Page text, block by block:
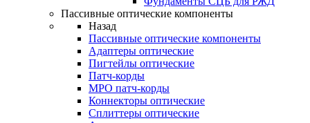
Пассивные оптические компоненты
Назад
Пассивные оптические компоненты
Адаптеры оптические
Пигтейлы оптические
Патч-корды
MPO патч-корды
Коннекторы оптические
Сплиттеры оптические